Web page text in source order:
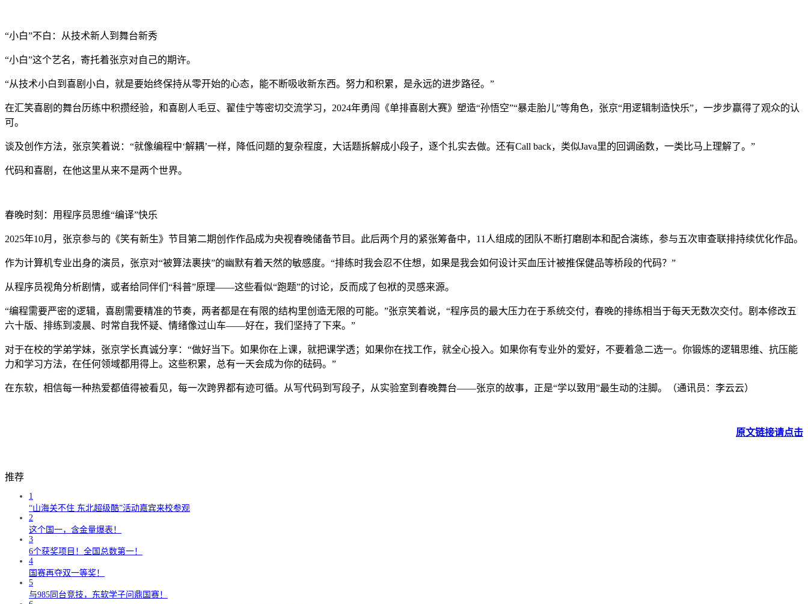
“小白”不白：从技术新人到舞台新秀
“小白”这个艺名，寄托着张京对自己的期许。
“从技术小白到喜剧小白，就是要始终保持从零开始的心态，能不断吸收新东西。努力和积累，是永远的进步路径。”
在汇笑喜剧的舞台历练中积攒经验，和喜剧人毛豆、翟佳宁等密切交流学习，2024年勇闯《单排喜剧大赛》塑造“孙悟空”“暴走胎儿”等角色，张京“用逻辑制造快乐”，一步步赢得了观众的认
可。
谈及创作方法，张京笑着说：“就像编程中‘解耦’一样，降低问题的复杂程度，大话题拆解成小段子，逐个扎实去做。还有Call back，类似Java里的回调函数，一类比马上理解了。”
代码和喜剧，在他这里从来不是两个世界。
春晚时刻：用程序员思维“编译”快乐
2025年10月，张京参与的《笑有新生》节目第二期创作作品成为央视春晚储备节目。此后两个月的紧张筹备中，11人组成的团队不断打磨剧本和配合演练，参与五次审查联排持续优化作品。
作为计算机专业出身的演员，张京对“被算法裹挟”的幽默有着天然的敏感度。“排练时我会忍不住想，如果是我会如何设计买血压计被推保健品等桥段的代码？”
从程序员视角分析剧情，或者给同伴们“科普”原理——这些看似“跑题”的讨论，反而成了包袱的灵感来源。
“编程需要严密的逻辑，喜剧需要精准的节奏，两者都是在有限的结构里创造无限的可能。”张京笑着说，“程序员的最大压力在于系统交付，春晚的排练相当于每天无数次交付。剧本修改五
六十版、排练到凌晨、时常自我怀疑、情绪像过山车——好在，我们坚持了下来。”
对于在校的学弟学妹，张京学长真诚分享：“做好当下。如果你在上课，就把课学透；如果你在找工作，就全心投入。如果你有专业外的爱好，不要着急二选一。你锻炼的逻辑思维、抗压能
力和学习方法，在任何领域都用得上。这些积累，总有一天会成为你的砝码。”
在东软，相信每一种热爱都值得被看见，每一次跨界都有迹可循。从写代码到写段子，从实验室到春晚舞台——张京的故事，正是“学以致用”最生动的注脚。（通讯员：李云云）
原文链接请点击
推荐
1
“山海关不住 东北超级酷”活动嘉宾来校参观
2
这个国一，含金量爆表！
3
6个获奖项目！全国总数第一！
4
国赛再夺双一等奖！
5
与985同台竞技，东软学子问鼎国赛！